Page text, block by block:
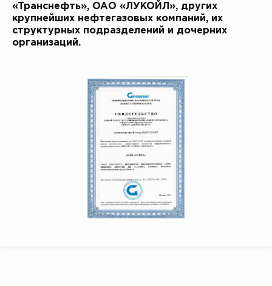
«Транснефть», ОАО «ЛУКОЙЛ», других
крупнейших нефтегазовых компаний, их
структурных подразделений и дочерних
организаций.